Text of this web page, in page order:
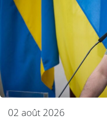
02 août 2026